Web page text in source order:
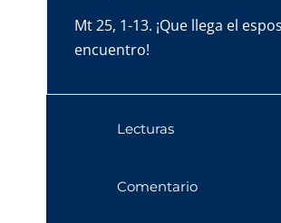
Mt 25, 1-13. ¡Que llega el
encuentro!
Lecturas
Comentario